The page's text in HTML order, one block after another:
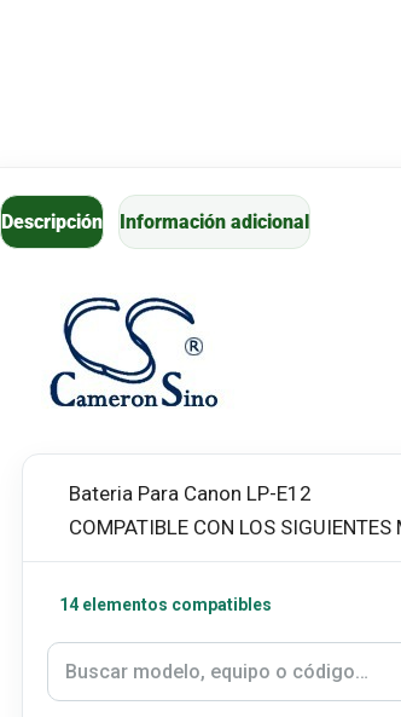
Descripción Información adicional
Bateria Para Canon LP-E12
COMPATIBLE CON LOS SIGUIENTES
14 elementos compatibles